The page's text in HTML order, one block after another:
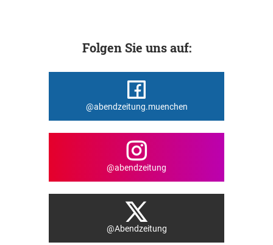
Folgen Sie uns auf:
@abendzeitung.muenchen
@abendzeitung
@Abendzeitung